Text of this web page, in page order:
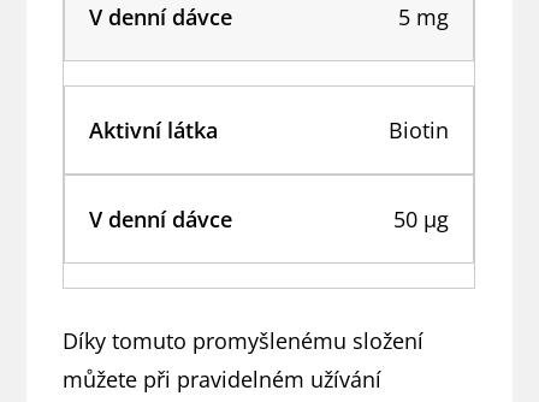
5 mg
Biotin
50 μg
Díky tomuto promyšlenému složení
můžete při pravidelném užívání